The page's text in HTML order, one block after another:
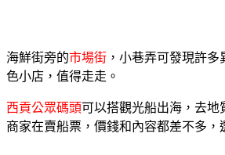
海鮮街旁的市場街 ，小巷弄可發現許
色小店，值得走走。
西貢公眾碼頭可以搭觀光船出海，去地
商家在賣船票，價錢和內容都差不多，